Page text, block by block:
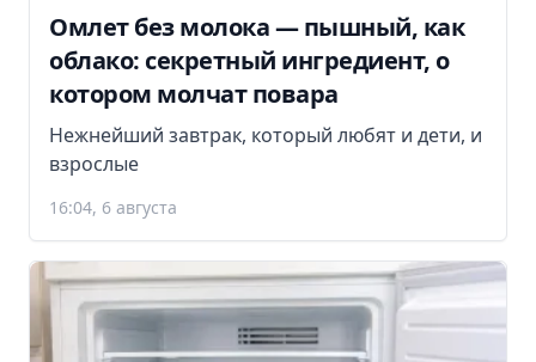
Омлет без молока — пышный, как
облако: секретный ингредиент, о
котором молчат повара
Нежнейший завтрак, который любят и дети, и
взрослые
16:04, 6 августа